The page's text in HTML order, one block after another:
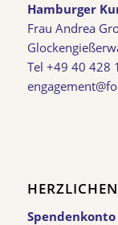
Hamburger
Frau Andrea
Tel +49 40 428
Spendenkonto